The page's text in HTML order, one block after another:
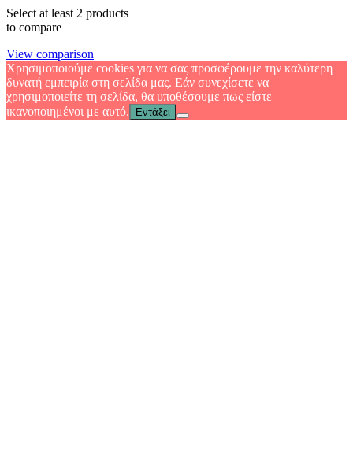
Select at least 2 products
to compare
View comparison
Χρησιμοποιούμε cookies για να σας προσφέρουμε την καλύτερη
δυνατή εμπειρία στη σελίδα μας. Εάν συνεχίσετε να
χρησιμοποιείτε τη σελίδα, θα υποθέσουμε πως είστε
ικανοποιημένοι με αυτό.
Εντάξει